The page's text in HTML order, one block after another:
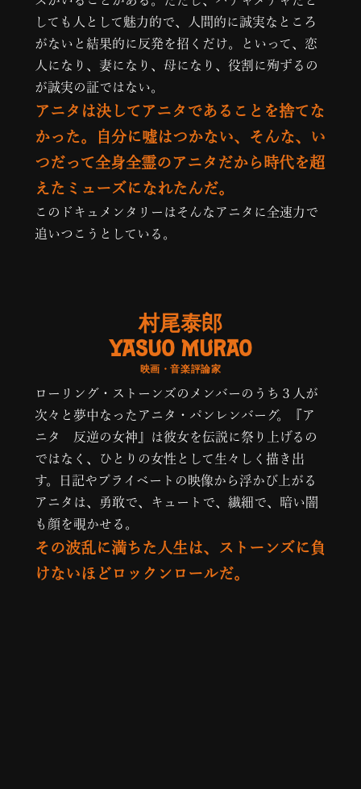
しても人として魅力的で、人間的に誠実なところ
がないと結果的に反発を招くだけ。といって、恋
人になり、妻になり、母になり、役割に殉ずるの
が誠実の証ではない。
アニタは決してアニタであることを捨てな
かった。自分に嘘はつかない、そんな、い
つだって全身全霊のアニタだから時代を超
えたミューズになれたんだ。
このドキュメンタリーはそんなアニタに全速力で
追いつこうとしている。
村尾泰郎
YASUO MURAO
映画・音楽評論家
ローリング・ストーンズのメンバーのうち３人が
次々と夢中なったアニタ・パンレンバーグ。『ア
ニタ 反逆の女神』は彼女を伝説に祭り上げるの
ではなく、ひとりの女性として生々しく描き出
す。日記やプライベートの映像から浮かび上がる
アニタは、勇敢で、キュートで、繊細で、暗い闇
も顔を覗かせる。
その波乱に満ちた人生は、ストーンズに負
けないほどロックンロールだ。